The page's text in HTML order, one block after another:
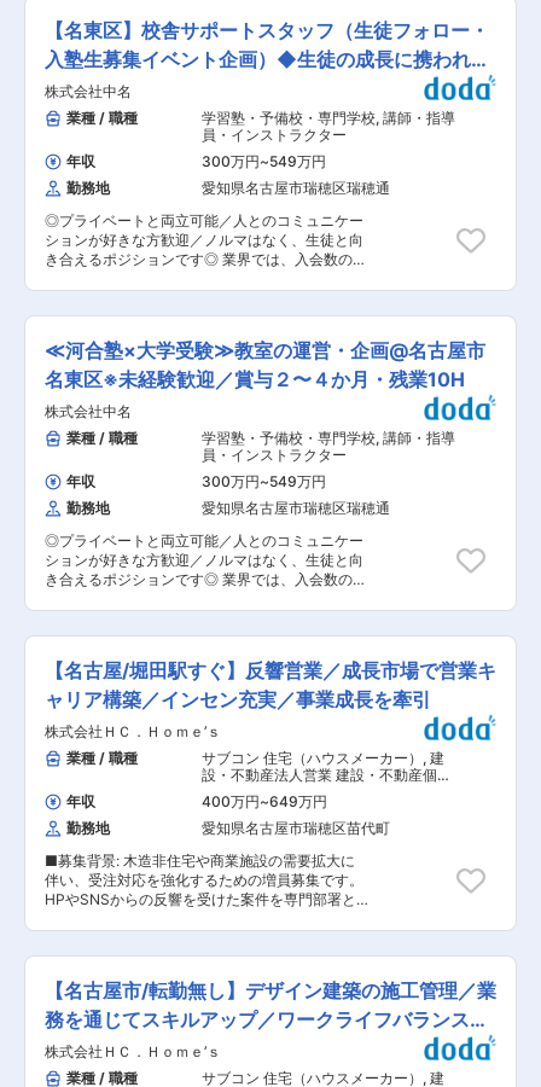
とが可能です。 変更の範囲：会社の定める業務
クだけでなく、学習方法や進路、志望校対策、高
校生活など、さまざまな相談に乗ります。 ・アシ
スタントアドバイザー（大学生アルバイト）のマ
ネジメント 各校舎には10〜15名の大学生アルバ
イトがおり、日々の業務をサポートしてくれま
す。高校時代に河合塾マナビスに通っていた大学
生が多数。そのマネジメントや教育を担当しま
す。 ■特徴・魅力： ・受験に合格させることは
もちろん、生徒ひとりひとりに寄り添ったサポー
トをすることで、子供たちの夢や人生に携われる
仕事です。 ・シフト次第では土日休みも可能！残
業時間も繁忙期(3月、8月、12月)を除き、月平均
10時間以下かつ週休2日制です。プライベートも
（校舎長）をサポートするアドバイザーからスタ
ートして、知識やノウハウを身に付けながら教室
目指せます！ ■配属先情報： 各校舎に社員2名ず
つ配属（内1名は校舎長） 変更の範囲：会社の定
める業務
備わっております。 ■業務詳細： 講師ではない
ため、授業を担当することはありません。校舎ご
とに裁量が与えられているため、自分の意見を反
映させながら運営することができます。 ■身につ
くスキル： 生徒との面談や従業員のマネジメント
通して、提案力、ヒアリング力、関係性構築力を
身に着けることができるため成長できる環境で
す。 1年目は覚えることもあり大変な部分もあり
ますが、生徒の成長に携わることが出来るところ
が醍醐味です。 ■入社後の流れ まずは新瑞橋校
舎にて河合塾マナビスの研修を受けていただきま
す。その後は各校舎へ配属。OJTで先輩から業務
の流れなどを学びます。教育体制が整っており、
個々に合わせてじっくりと育成します。 ＜お仕事
内容＞ 入塾相談や塾生との面談がメインとしてお
クだけでなく、学習方法や進路、志望校対策、高
校生活など、さまざまな相談に乗ります。 ・アシ
スタントアドバイザー（大学生アルバイト）のマ
ネジメント 各校舎には10〜15名の大学生アルバ
イトがおり、日々の業務をサポートしてくれま
す。高校時代に河合塾マナビスに通っていた大学
生が多数。そのマネジメントや教育を担当しま
す。 ■特徴・魅力： ・受験に合格させることは
もちろん、生徒ひとりひとりに寄り添ったサポー
トをすることで、子供たちの夢や人生に携われる
仕事です。 ・シフト次第では土日休みも可能！残
業時間も繁忙期(3月、8月、12月)を除き、月平均
10時間以下かつ週休2日制です。プライベートも
（校舎長）をサポートするアドバイザーからスタ
ートして、知識やノウハウを身に付けながら教室
目指せます！ ■配属先情報： 各校舎に社員2名ず
つ配属（内1名は校舎長） 変更の範囲：会社の定
める業務
【名東区】校舎サポートスタッフ（生徒フォロー・
入塾生募集イベント企画）◆生徒の成長に携われま
す◆
株式会社中名
業種 / 職種
学習塾・予備校・専門学校, 講師・指導
員・インストラクター
年収
300万円~549万円
勤務地
愛知県名古屋市瑞穂区瑞穂通
◎プライベートと両立可能／人とのコミュニケー
ションが好きな方歓迎／ノルマはなく、生徒と向
き合えるポジションです◎ 業界では、入会数の目
ていないため、目の前の生徒に向き合える環境が
備わっております。 ■業務詳細： 講師ではない
ため、授業を担当することはありません。校舎ご
とに裁量が与えられているため、自分の意見を反
映させながら運営することができます。 ■身につ
くスキル： 生徒との面談や従業員のマネジメント
通して、提案力、ヒアリング力、関係性構築力を
身に着けることができるため成長できる環境で
す。 1年目は覚えることもあり大変な部分もあり
ますが、生徒の成長に携わることが出来るところ
が醍醐味です。 ■入社後の流れ まずは新瑞橋校
舎にて河合塾マナビスの研修を受けていただきま
す。その後は各校舎へ配属。OJTで先輩から業務
の流れなどを学びます。教育体制が整っており、
個々に合わせてじっくりと育成します。 ＜お仕事
内容＞ 入塾相談や塾生との面談がメインとしてお
クだけでなく、学習方法や進路、志望校対策、高
校生活など、さまざまな相談に乗ります。 ・アシ
スタントアドバイザー（大学生アルバイト）のマ
ネジメント 各校舎には10〜15名の大学生アルバ
イトがおり、日々の業務をサポートしてくれま
す。高校時代に河合塾マナビスに通っていた大学
生が多数。そのマネジメントや教育を担当しま
す。 ■特徴・魅力： ・受験に合格させることは
もちろん、生徒ひとりひとりに寄り添ったサポー
トをすることで、子供たちの夢や人生に携われる
仕事です。 ・シフト次第では土日休みも可能！残
業時間も繁忙期(3月、8月、12月)を除き、月平均
10時間以下かつ週休2日制です。プライベートも
（校舎長）をサポートするアドバイザーからスタ
ートして、知識やノウハウを身に付けながら教室
目指せます！ ■配属先情報： 各校舎に社員2名ず
つ配属（内1名は校舎長） 変更の範囲：会社の定
める業務
≪河合塾×大学受験≫教室の運営・企画@名古屋市
名東区※未経験歓迎／賞与２〜４か月・残業10H
株式会社中名
業種 / 職種
学習塾・予備校・専門学校, 講師・指導
員・インストラクター
年収
300万円~549万円
勤務地
愛知県名古屋市瑞穂区瑞穂通
◎プライベートと両立可能／人とのコミュニケー
ションが好きな方歓迎／ノルマはなく、生徒と向
き合えるポジションです◎ 業界では、入会数の目
ていないため、目の前の生徒に向き合える環境が
備わっております。 ■業務詳細： 講師ではない
ため、授業を担当することはありません。校舎ご
とに裁量が与えられているため、自分の意見を反
映させながら運営することができます。 ■身につ
くスキル： 生徒との面談や従業員のマネジメント
通して、提案力、ヒアリング力、関係性構築力を
身に着けることができるため成長できる環境で
す。 1年目は覚えることもあり大変な部分もあり
ますが、生徒の成長に携わることが出来るところ
が醍醐味です。 ■入社後の流れ まずは新瑞橋校
舎にて河合塾マナビスの研修を受けていただきま
す。その後は各校舎へ配属。OJTで先輩から業務
の流れなどを学びます。教育体制が整っており、
個々に合わせてじっくりと育成します。 ＜お仕事
内容＞ 入塾相談や塾生との面談がメインとしてお
クだけでなく、学習方法や進路、志望校対策、高
校生活など、さまざまな相談に乗ります。 ・アシ
スタントアドバイザー（大学生アルバイト）のマ
ネジメント 各校舎には10〜15名の大学生アルバ
イトがおり、日々の業務をサポートしてくれま
す。高校時代に河合塾マナビスに通っていた大学
【名古屋/堀田駅すぐ】反響営業／成長市場で営業キ
ャリア構築／インセン充実／事業成長を牽引
株式会社ＨＣ．Ｈｏｍｅ’ｓ
業種 / 職種
サブコン 住宅（ハウスメーカー） , 建
設・不動産法人営業 建設・不動産個人
営業
年収 400万円~649万円
勤務地
愛知県名古屋市瑞穂区苗代町
■募集背景: 木造非住宅や商業施設の需要拡大に
伴い、受注対応を強化するための増員募集です。
HPやSNSからの反響を受けた案件を専門部署と
（設計・施工連携含む） ■担当業務： HP・SNS
等からの問い合わせ対応、ヒアリング プラン提
案・見積作成、商談・契約締結 設計部門との連携
による仕様調整 着工後の進捗確認・関係者調整
引き渡し後のアフターフォロー、追加提案 ■業務
内容詳細： 当社の反響型営業として施設、店舗・
オフィス・倉庫等のニーズを丁寧にヒアリング
【名古屋市/転勤無し】デザイン建築の施工管理／業
務を通じてスキルアップ／ワークライフバランス配
慮
株式会社ＨＣ．Ｈｏｍｅ’ｓ
業種 / 職種
サブコン 住宅（ハウスメーカー） , 建